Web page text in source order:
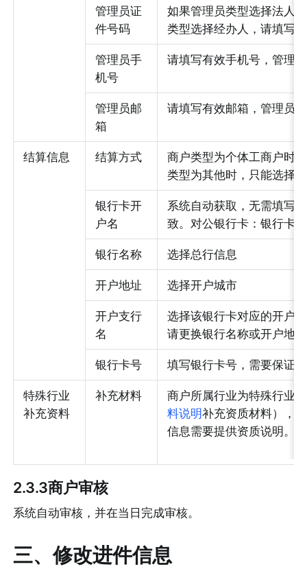
管理员证
件号码
如果管理员类型选择法人
类型选择经办人，请填写
管理员手
机号
请填写有效手机号，管理
管理员邮
箱
请填写有效邮箱，管理员
结算信息 结算方式
商户类型为个体工商户时
类型为其他时，只能选择
银行卡开
户名
系统自动获取，无需填写
致。对公银行卡：银行卡
银行名称 选择总行信息
开户地址 选择开户城市
开户支行
名
选择该银行卡对应的开户
请更换银行名称或开户地址
银行卡号 填写银行卡号，需要保证
特殊行业
补充资料
补充材料
商户所属行业为特殊行业
料说明补充资质材料），
信息需要提供资质说明。
2.3.3商户审核
系统自动审核，并在当日完成审核。
三、修改进件信息